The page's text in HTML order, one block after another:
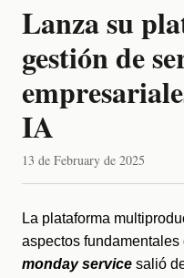
Lanza su
gestión de
IA
13 de February de 2025
La plataforma
monday service salió